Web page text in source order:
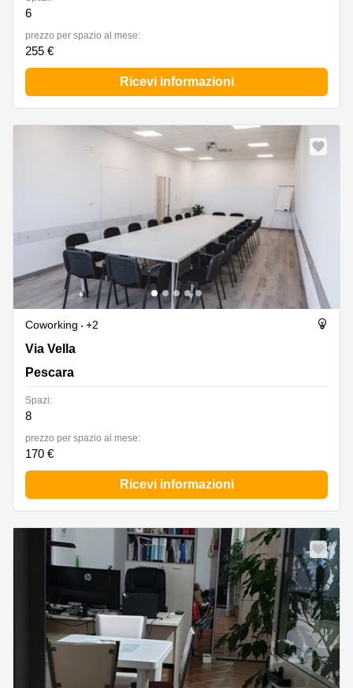
6
prezzo per spazio al mese:
255 €
Ricevi informazioni
Coworking
+2
Via Vella 24, Pescara
Via Vella
Pescara
Spazi:
8
prezzo per spazio al mese:
170 €
Ricevi informazioni